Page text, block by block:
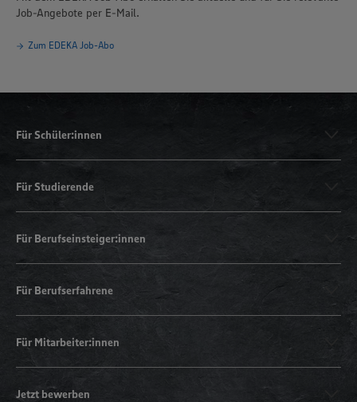
Job-Angebote per E-Mail.
Zum EDEKA Job-Abo
Für Schüler:innen
Für Studierende
Für Berufseinsteiger:innen
Für Berufserfahrene
Für Mitarbeiter:innen
Jetzt bewerben